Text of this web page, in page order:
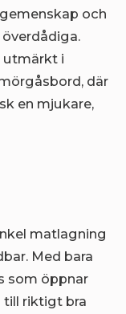
och
utmärkt i
där
en mjukare,
matlagning
Med bara
som öppnar
till riktigt bra